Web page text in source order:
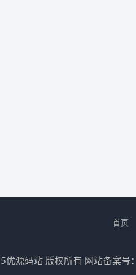
首页
源码站 版权所有 网站备案号：